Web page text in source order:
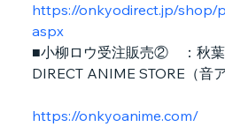
https://onkyodirect.jp/shop/
aspx
■小柳ロウ受注販売②　：秋
DIRECT ANIME STORE（音
https://onkyoanime.com/ ※